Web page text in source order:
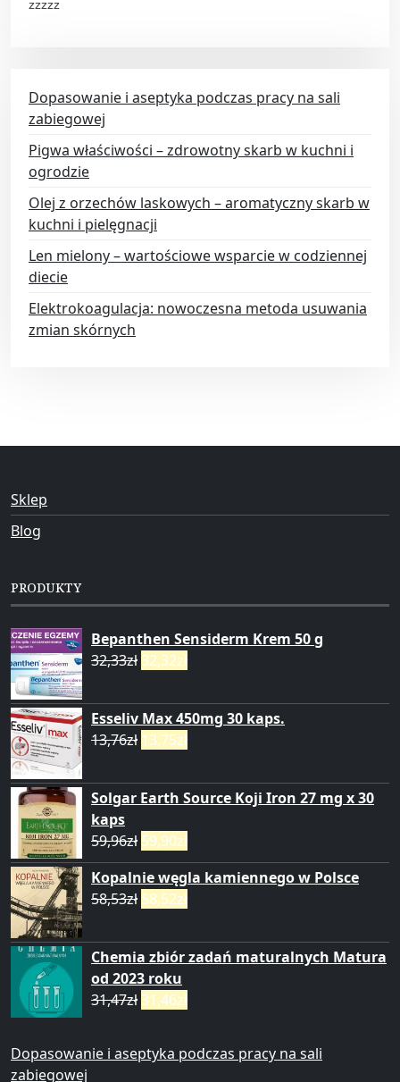
zzzzz
Dopasowanie i aseptyka podczas pracy na sali
zabiegowej
Pigwa właściwości – zdrowotny skarb w kuchni i
ogrodzie
Olej z orzechów laskowych – aromatyczny skarb w
kuchni i pielęgnacji
Len mielony – wartościowe wsparcie w codziennej
diecie
Elektrokoagulacja: nowoczesna metoda usuwania
zmian skórnych
Sklep
Blog
PRODUKTY
Bepanthen Sensiderm Krem 50 g
32,33zł 32,32zł
Esseliv Max 450mg 30 kaps.
13,76zł 13,75zł
Solgar Earth Source Koji Iron 27 mg x 30
kaps
59,96zł 59,90zł
Kopalnie węgla kamiennego w Polsce
58,53zł 58,52zł
Chemia zbiór zadań maturalnych Matura
od 2023 roku
31,47zł 31,46zł
Dopasowanie i aseptyka podczas pracy na sali
zabiegowej